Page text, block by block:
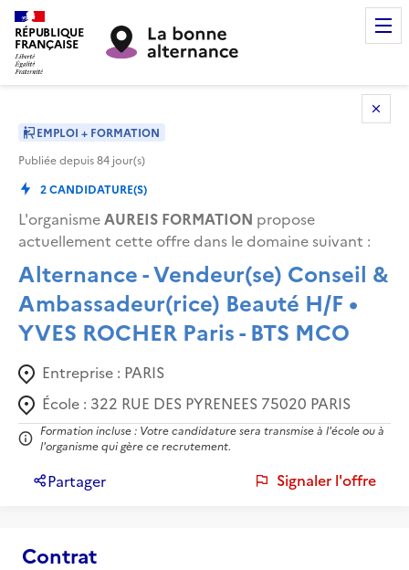
RÉPUBLIQUE
FRANÇAISE
EMPLOI + FORMATION
Publiée depuis84 jour(s)
2CANDIDATURE(S)
L'organismeAUREIS FORMATION propose
actuellement cette offre dans le domaine suivant :
Alternance - Vendeur(se) Conseil &
Ambassadeur(rice) Beauté H/F •
YVES ROCHER Paris - BTS MCO
Entreprise : PARIS
École : 322 RUE DES PYRENEES 75020 PARIS
Formation incluse : Votre candidature sera transmise à l'école ou à
l'organisme qui gère ce recrutement.
Partager Signaler l'offre
Contrat